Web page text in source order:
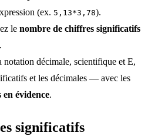
(ex. 5,13*3,78).
le nombre de chiffres significatifs
décimale, scientifique et E,
et les décimales — avec les
en évidence.
significatifs